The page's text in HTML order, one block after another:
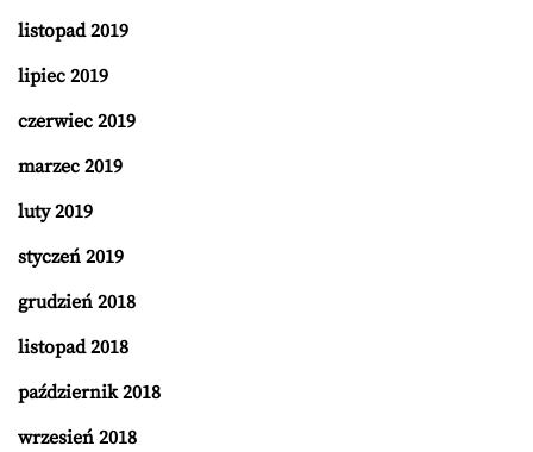
listopad 2019
lipiec 2019
czerwiec 2019
marzec 2019
luty 2019
styczeń 2019
grudzień 2018
listopad 2018
październik 2018
wrzesień 2018